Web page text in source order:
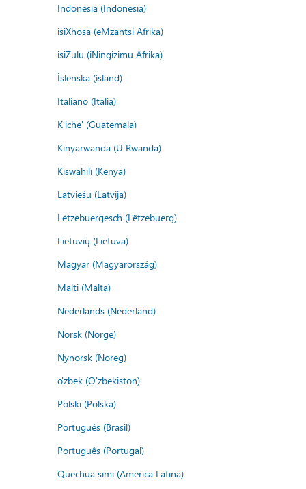
Indonesia (Indonesia)
isiXhosa (eMzantsi Afrika)
isiZulu (iNingizimu Afrika)
Íslenska (ísland)
Italiano (Italia)
K'iche' (Guatemala)
Kinyarwanda (U Rwanda)
Kiswahili (Kenya)
Latviešu (Latvija)
Lëtzebuergesch (Lëtzebuerg)
Lietuvių (Lietuva)
Magyar (Magyarország)
Malti (Malta)
Nederlands (Nederland)
Norsk (Norge)
Nynorsk (Noreg)
o'zbek (O'zbekiston)
Polski (Polska)
Português (Brasil)
Português (Portugal)
Quechua simi (America Latina)